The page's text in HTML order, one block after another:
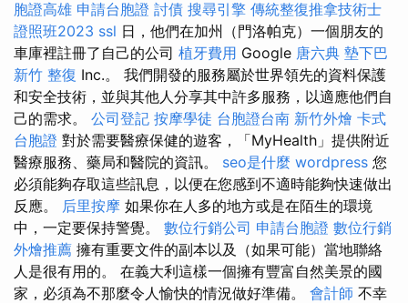
胞證高雄 申請台胞證 討債 搜尋引擎 傳統整復推拿技術士
證照班2023 ssl 日，他們在加州（門洛帕克）一個朋友的
車庫裡註冊了自己的公司 植牙費用 Google 唐六典 墊下巴
新竹 整復 Inc.。 我們開發的服務屬於世界領先的資料保護
和安全技術，並與其他人分享其中許多服務，以適應他們自
己的需求。 公司登記 按摩學徒 台胞證台南 新竹外燴 卡式
台胞證 對於需要醫療保健的遊客，「MyHealth」提供附近
醫療服務、藥局和醫院的資訊。 seo是什麼 wordpress 您
必須能夠存取這些訊息，以便在您感到不適時能夠快速做出
反應。 后里按摩 如果你在人多的地方或是在陌生的環境
中，一定要保持警覺。 數位行銷公司 申請台胞證 數位行銷
外燴推薦 擁有重要文件的副本以及（如果可能）當地聯絡
人是很有用的。 在義大利這樣一個擁有豐富自然美景的國
家，必須為不那麼令人愉快的情況做好準備。 會計師 不幸